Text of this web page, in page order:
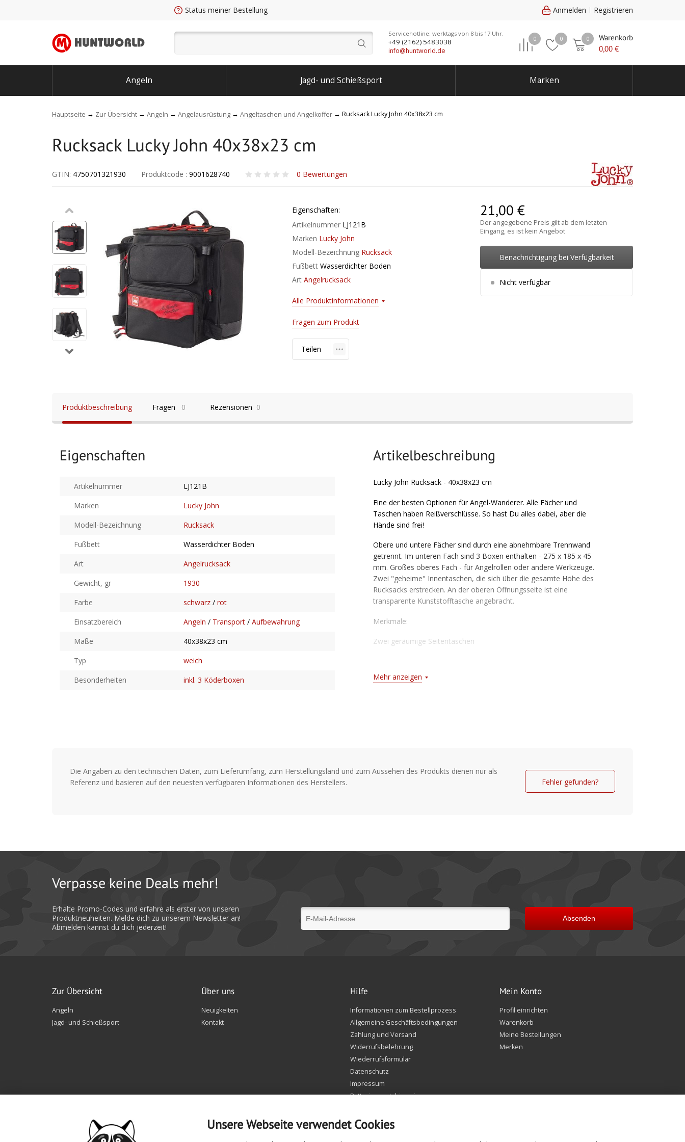
Status meiner Bestellung Anmelden Registrieren
Servicehotline: werktags von 8 bis 17 Uhr.
+49 (2162) 5483038
info@huntworld.de
0 0 0
Warenkorb
0,00 €
Angeln Jagd- und Schießsport Marken
Hauptseite Zur Übersicht Angeln Angelausrüstung Angeltaschen und Angelkoffer Rucksack Lucky John 40x38x23 cm
Rucksack Lucky John 40x38x23 cm
GTIN: 4750701321930 Produktcode : 9001628740 0 Bewertungen
Eigenschaften:
Artikelnummer LJ121B
Marken Lucky John
Modell-Bezeichnung Rucksack
Fußbett Wasserdichter Boden
Art Angelrucksack
Alle Produktinformationen
Fragen zum Produkt
Teilen
21,00 €
Der angegebene Preis gilt ab dem letzten
Eingang, es ist kein Angebot
Benachrichtigung bei Verfügbarkeit
Nicht verfügbar
Produktbeschreibung Fragen 0 Rezensionen 0
Eigenschaften
Artikelnummer
LJ121B
Marken
Lucky John
Modell-Bezeichnung
Rucksack
Fußbett
Wasserdichter Boden
Art
Angelrucksack
Gewicht, gr
1930
Farbe
schwarz / rot
Einsatzbereich
Angeln / Transport / Aufbewahrung
Maße
40x38x23 cm
Typ
weich
Besonderheiten
inkl. 3 Köderboxen
Artikelbeschreibung
Lucky John Rucksack - 40x38x23 cm
Eine der besten Optionen für Angel-Wanderer. Alle Fächer und
Taschen haben Reißverschlüsse. So hast Du alles dabei, aber die
Hände sind frei!
Obere und untere Fächer sind durch eine abnehmbare Trennwand
getrennt. Im unteren Fach sind 3 Boxen enthalten - 275 x 185 x 45
mm. Großes oberes Fach - für Angelrollen oder andere Werkzeuge.
Zwei "geheime" Innentaschen, die sich über die gesamte Höhe des
Rucksacks erstrecken. An der oberen Öffnungsseite ist eine
transparente Kunststofftasche angebracht.
Merkmale:
Zwei geräumige Seitentaschen
Verstellbare Riemen an der Oberseite
Mehr anzeigen
Die Angaben zu den technischen Daten, zum Lieferumfang, zum Herstellungsland und zum Aussehen des Produkts dienen nur als
Referenz und basieren auf den neuesten verfügbaren Informationen des Herstellers.
Fehler gefunden?
Verpasse keine Deals mehr!
Erhalte Promo-Codes und erfahre als erster von unseren
Produktneuheiten. Melde dich zu unserem Newsletter an!
Abmelden kannst du dich jederzeit!
Absenden
Zur Übersicht
Angeln
Jagd- und Schießsport
Über uns
Neuigkeiten
Kontakt
Hilfe
Informationen zum Bestellprozess
Allgemeine Geschäftsbedingungen
Zahlung und Versand
Widerrufsbelehrung
Wiederrufsformular
Datenschutz
Impressum
Batteriegesetzhinweise
Einstellungen Cookie
Mein Konto
Profil einrichten
Warenkorb
Meine Bestellungen
Merken
Unsere Webseite verwendet Cookies